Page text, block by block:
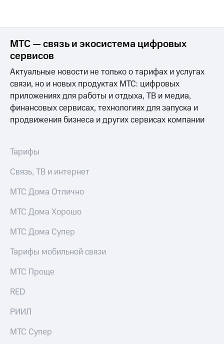
МТС — связь и экосистема цифровых
сервисов
Актуальные новости не только о тарифах и услугах
связи, но и новых продуктах МТС: цифровых
приложениях для работы и отдыха, ТВ и медиа,
финансовых сервисах, технологиях для запуска и
продвижения бизнеса и других сервисах компании
Тарифы
Связь, ТВ и интернет
МТС Дома Отлично
МТС Дома Хорошо
МТС Дома Супер
Тарифы мобильной связи
МТС Проще
RED
РИИЛ
МТС Супер